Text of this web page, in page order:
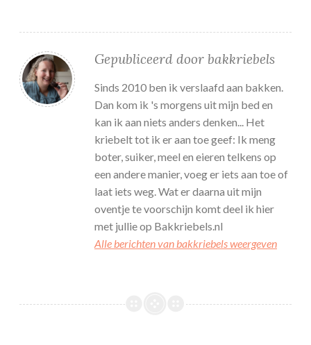
Gepubliceerd door bakkriebels
Sinds 2010 ben ik verslaafd aan bakken.
Dan kom ik 's morgens uit mijn bed en
kan ik aan niets anders denken... Het
kriebelt tot ik er aan toe geef: Ik meng
boter, suiker, meel en eieren telkens op
een andere manier, voeg er iets aan toe of
laat iets weg. Wat er daarna uit mijn
oventje te voorschijn komt deel ik hier
met jullie op Bakkriebels.nl
Alle berichten van bakkriebels weergeven